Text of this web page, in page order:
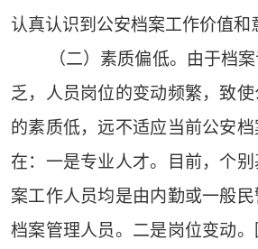
认真认识到公安档案工作价值和
（二）素质偏低。由于档
乏，人员岗位的变动频繁，致
的素质低，远不适应当前公安
在：一是专业人才。目前，个
案工作人员均是由内勤或一般
档案管理人员。二是岗位变动